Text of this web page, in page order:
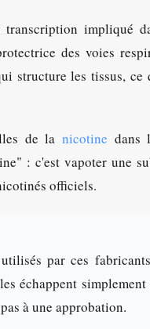
impliqué
des voies
structure les tissus,
de la nicotine dans
: c'est vapoter une
officiels.
par ces
échappent
à une approbation.